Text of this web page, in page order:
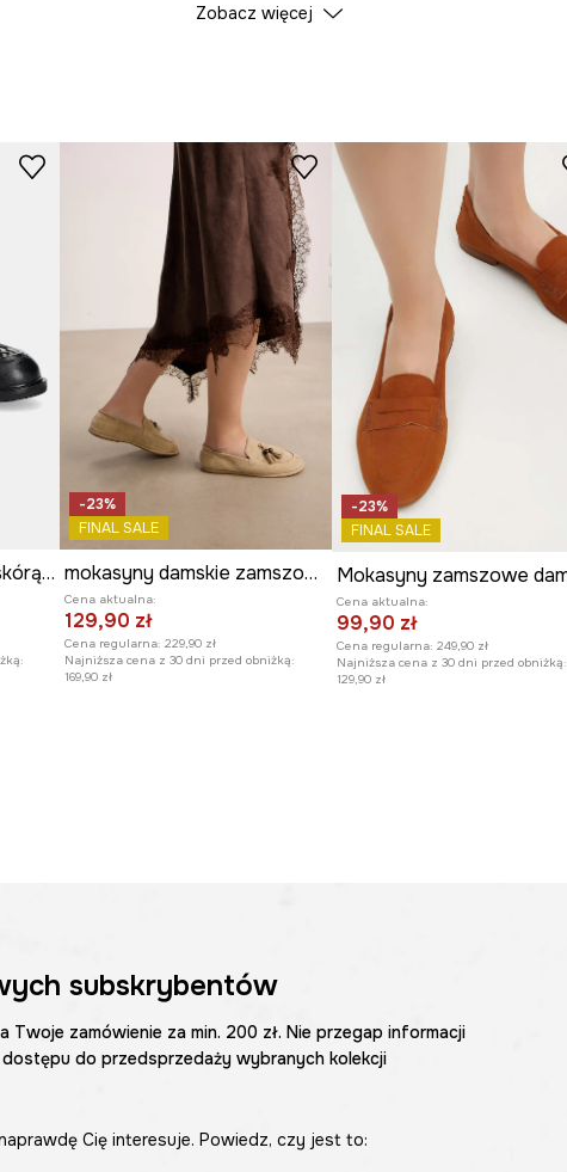
i przewiewność
podczas
kształtu buta.
wygodę
oraz
i subtelnego
Kolor
Producent
Zobacz więcej
Mokasyny damskie ze skórą naturalną
-23%
FINAL SALE
mokasyny damskie zamszowe
Cena aktualna:
129,90 zł
Cena regularna: 229,90 zł
Najniższa cena z 30 dni przed obniżką:
169,90 zł
-23%
FINAL SALE
Cena aktualna:
99,90 zł
Cena regularna: 249,90 zł
Najniższa cena z 30 dni przed obniżką:
129,90 zł
subskrybentów
zamówienie za min. 200 zł. Nie przegap informacji
do przedsprzedaży wybranych kolekcji
Cię interesuje. Powiedz, czy jest to: